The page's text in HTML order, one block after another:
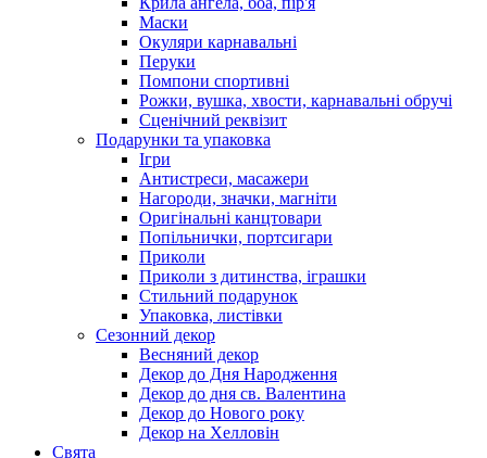
Маски
Окуляри карнавальні
Перуки
Помпони спортивні
Рожки, вушка, хвости, карнавальні обручі
Сценічний реквізит
Подарунки та упаковка
Ігри
Антистреси, масажери
Нагороди, значки, магніти
Оригінальні канцтовари
Попільнички, портсигари
Приколи
Приколи з дитинства, іграшки
Стильний подарунок
Упаковка, листівки
Сезонний декор
Весняний декор
Декор до Дня Народження
Декор до дня св. Валентина
Декор до Нового року
Декор на Хелловін
Свята